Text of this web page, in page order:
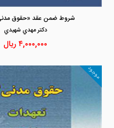
شروط ضمن عقد «حقوق مدنی
دكتر مهدي شهيدي
۴,۰۰۰,۰۰۰ریال
موجود